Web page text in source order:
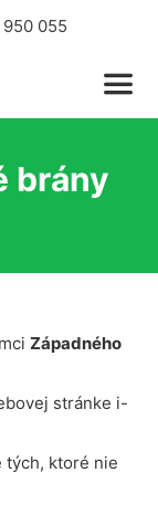
950 055
brány
Západného
stránke i-
tých, ktoré nie